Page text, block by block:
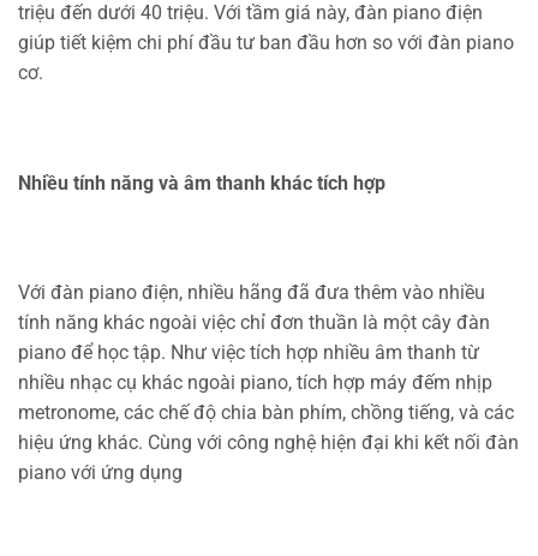
triệu đến dưới 40 triệu. Với tầm giá này, đàn piano điện
giúp tiết kiệm chi phí đầu tư ban đầu hơn so với đàn piano
cơ.
Nhiều tính năng và âm thanh khác tích hợp
Với đàn piano điện, nhiều hãng đã đưa thêm vào nhiều
tính năng khác ngoài việc chỉ đơn thuần là một cây đàn
piano để học tập. Như việc tích hợp nhiều âm thanh từ
nhiều nhạc cụ khác ngoài piano, tích hợp máy đếm nhịp
metronome, các chế độ chia bàn phím, chồng tiếng, và các
hiệu ứng khác. Cùng với công nghệ hiện đại khi kết nối đàn
piano với ứng dụng